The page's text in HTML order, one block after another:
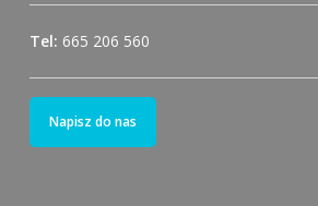
Tel: 665 206 560
Napisz do nas